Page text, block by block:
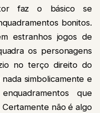
faz o básico se
bonitos.
estranhos jogos de
os personagens
no terço direito do
simbolicamente e
que
não é algo